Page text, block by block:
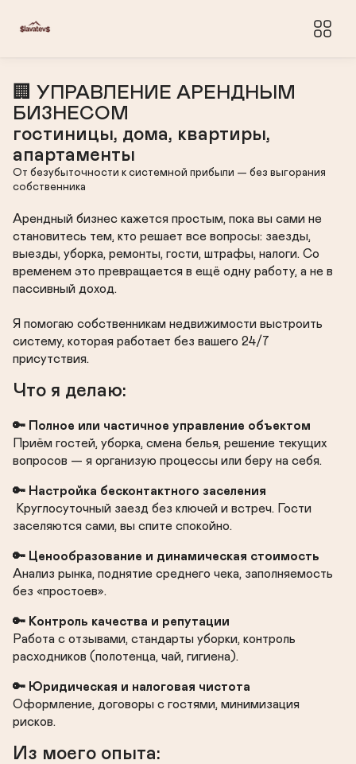
🏢 УПРАВЛЕНИЕ АРЕНДНЫМ
БИЗНЕСОМ
гостиницы, дома, квартиры,
апартаменты
От безубыточности к системной прибыли — без выгорания
собственника
Арендный бизнес кажется простым, пока вы сами не
становитесь тем, кто решает все вопросы: заезды,
выезды, уборка, ремонты, гости, штрафы, налоги. Со
временем это превращается в ещё одну работу, а не в
пассивный доход.
Я помогаю собственникам недвижимости выстроить
систему, которая работает без вашего 24/7
присутствия.
🔑 Полное или частичное управление объектом
Приём гостей, уборка, смена белья, решение текущих
вопросов — я организую процессы или беру на себя.
Круглосуточный заезд без ключей и встреч. Гости
заселяются сами, вы спите спокойно.
🔑 Ценообразование и динамическая стоимость
Анализ рынка, поднятие среднего чека, заполняемость
без «простоев».
🔑 Контроль качества и репутации
Работа с отзывами, стандарты уборки, контроль
расходников (полотенца, чай, гигиена).
🔑 Юридическая и налоговая чистота
Оформление, договоры с гостями, минимизация
рисков.
Из моего опыта: